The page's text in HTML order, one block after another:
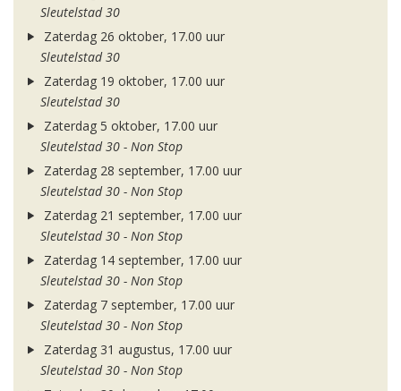
Sleutelstad 30
Zaterdag 26 oktober, 17.00 uur
Sleutelstad 30
Zaterdag 19 oktober, 17.00 uur
Sleutelstad 30
Zaterdag 5 oktober, 17.00 uur
Sleutelstad 30 - Non Stop
Zaterdag 28 september, 17.00 uur
Sleutelstad 30 - Non Stop
Zaterdag 21 september, 17.00 uur
Sleutelstad 30 - Non Stop
Zaterdag 14 september, 17.00 uur
Sleutelstad 30 - Non Stop
Zaterdag 7 september, 17.00 uur
Sleutelstad 30 - Non Stop
Zaterdag 31 augustus, 17.00 uur
Sleutelstad 30 - Non Stop